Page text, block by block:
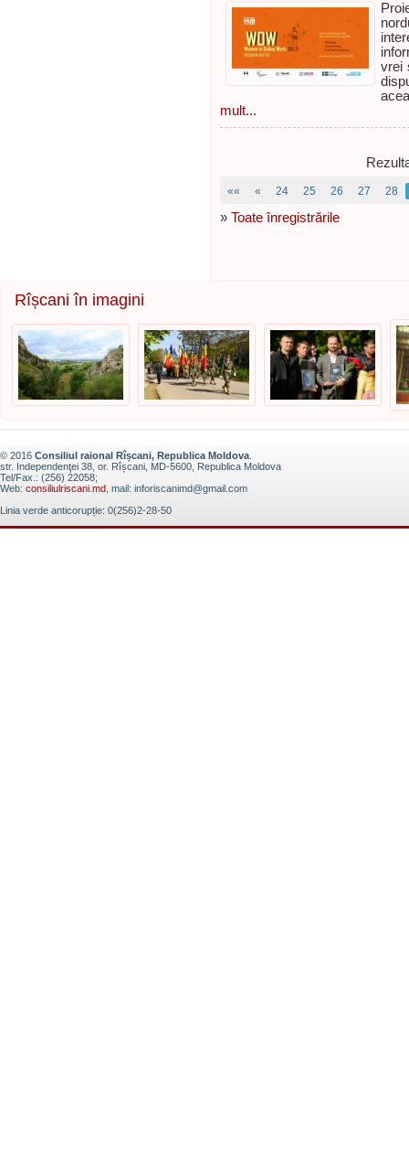
vrei
mult...
«« « 24 25 26 27 28
» Toate înregistrările
Rîșcani în imagini
© 2016 Consiliul raional Rîșcani, Republica Moldova
str. Independenţei 38, or. Rîșcani, MD-5600, Republica Moldova
Tel/Fax.: (256) 22058;
Web: consiliulriscani.md , mail: inforiscanimd@gmail.com
Linia verde anticorupție: 0(256)2-28-50